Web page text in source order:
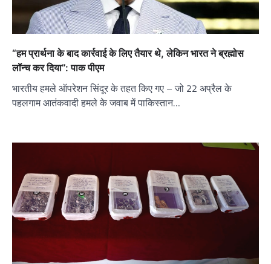
“हम प्रार्थना के बाद कार्रवाई के लिए तैयार थे, लेकिन भारत ने ब्रह्मोस
लॉन्च कर दिया”: पाक पीएम
भारतीय हमले ऑपरेशन सिंदूर के तहत किए गए – जो 22 अप्रैल के
पहलगाम आतंकवादी हमले के जवाब में पाकिस्तान…